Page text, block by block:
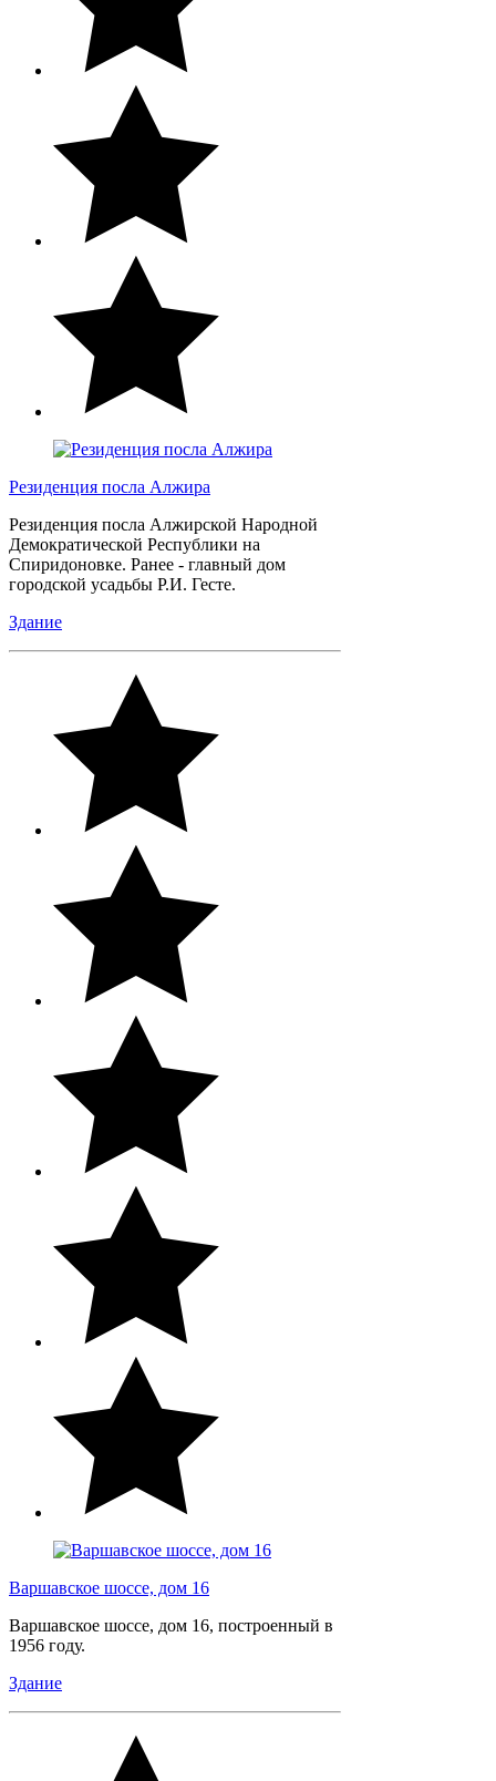
Резиденция посла Алжира
Резиденция посла Алжирской Народной
Демократической Республики на
Спиридоновке. Ранее - главный дом
городской усадьбы Р.И. Гесте.
Здание
Варшавское шоссе, дом 16
Варшавское шоссе, дом 16, построенный в
1956 году.
Здание